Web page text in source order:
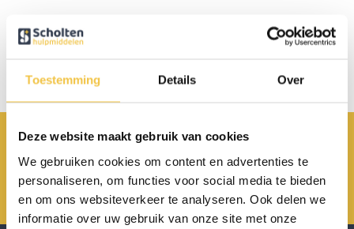
Toestemming Details Over
Deze website maakt gebruik van cookies
We gebruiken cookies om content en advertenties te
personaliseren, om functies voor social media te bieden
en om ons websiteverkeer te analyseren. Ook delen we
informatie over uw gebruik van onze site met onze
info@scholten-hulpmiddelen.nl
0485 800 814
Achterbroek 15 6596 MP Milsbeek